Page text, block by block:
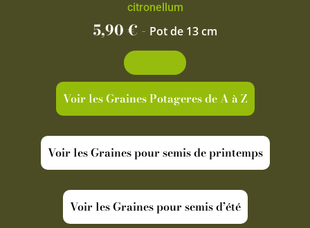
citronellum
5,90€ - Pot de 13 cm
Voir les Graines Potageres de A à Z
Voir les Graines pour semis de printemps
Voir les Graines pour semis d’été